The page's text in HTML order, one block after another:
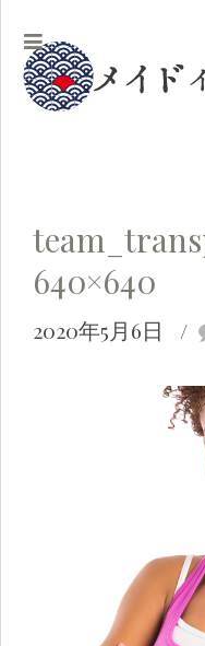
640×640
2020年5月6日